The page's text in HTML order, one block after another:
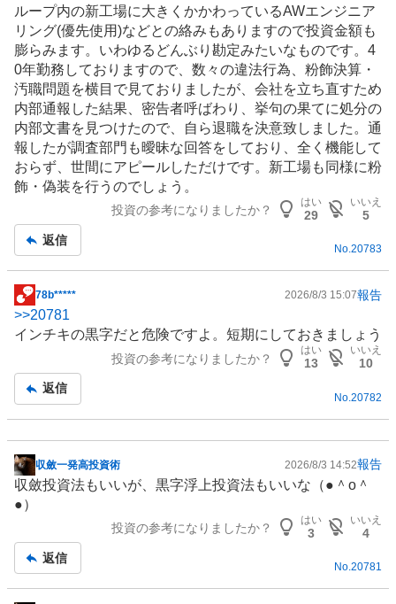
ループ内の新工場に大きくかかわっているAWエンジニア
リング(優先使用)などとの絡みもありますので投資金額も
膨らみます。いわゆるどんぶり勘定みたいなものです。4
0年勤務しておりますので、数々の違法行為、粉飾決算・
汚職問題を横目で見ておりましたが、会社を立ち直すため
内部通報した結果、密告者呼ばわり、挙句の果てに処分の
内部文書を見つけたので、自ら退職を決意致しました。通
報したが調査部門も曖昧な回答をしており、全く機能して
おらず、世間にアピールしただけです。新工場も同様に粉
飾・偽装を行うのでしょう。
投資の参考になりましたか？
はい
29
いいえ
5
返信
No.20783
掲
示
板
78b***** 2026/8/3 15:07報告
>>20781
インチキの黒字だと危険ですよ。短期にしておきましょう
投資の参考になりましたか？
はい
13
いいえ
10
返信
No. 20782
掲
示
板
収斂一発高投資術 2026/8/3 14:52報告
収斂投資法もいいが、黒字浮上投資法もいいな（●＾o＾
●）
投資の参考になりましたか？
はい
3
いいえ
4
返信
No.20781